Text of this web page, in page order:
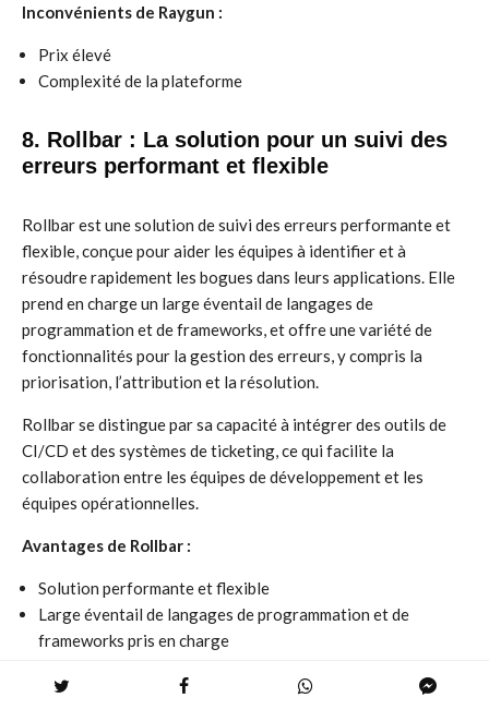
Inconvénients de Raygun :
Prix élevé
Complexité de la plateforme
8. Rollbar : La solution pour un suivi des
erreurs performant et flexible
Rollbar est une solution de suivi des erreurs performante et
flexible, conçue pour aider les équipes à identifier et à
résoudre rapidement les bogues dans leurs applications. Elle
prend en charge un large éventail de langages de
programmation et de frameworks, et offre une variété de
fonctionnalités pour la gestion des erreurs, y compris la
priorisation, l’attribution et la résolution.
Rollbar se distingue par sa capacité à intégrer des outils de
CI/CD et des systèmes de ticketing, ce qui facilite la
collaboration entre les équipes de développement et les
équipes opérationnelles.
Avantages de Rollbar :
Solution performante et flexible
Large éventail de langages de programmation et de
frameworks pris en charge
ticketing